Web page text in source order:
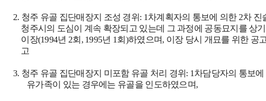
2. 청주 유골 집단매장지 조성 경위 : 1차계획자의 통보에 의한2차 진
청주시의 도심이 계속 확장되고 있는데 그 과정에 공동묘지를 상
이장(1994년 2회 , 1995년 1회 )하였으며, 이장 당시 개묘를 위한 공
고
3. 청주 유골 집단매장지 미포함 유골 처리 경위 : 1차담당자의 통보에
유가족이 있는 경우에는 유골을 인도하였으며,